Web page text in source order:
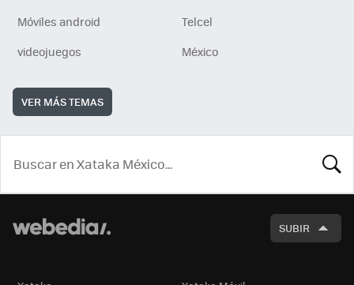
Móviles android
Telcel
videojuegos
México
VER MÁS TEMAS
SUBIR